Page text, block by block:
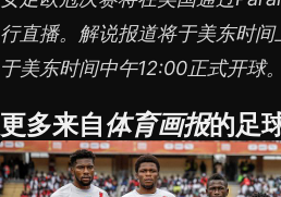
行直播。解说报道将于美东时
于美东时间中午12:00正式开球。
更多来自体育画报的足